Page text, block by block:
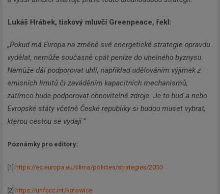
Lukáš Hrábek, tiskový mluvčí Greenpeace, řekl:
„Pokud má Evropa na změně své energetické strategie opravdu
vydělat, nemůže současně cpát peníze do uhelného byznysu.
Nemůže dál podporovat uhlí, například udělováním výjimek z
emisních limitů či zaváděním kapacitních mechanismů,
zatímco bude podporovat obnovitelné zdroje. Je to buď a nebo.
Evropské státy včetně České republiky si budou muset vybrat,
kterou cestou se vydají.“
Poznámky pro editory:
[1] https://ec.europa.eu/clima/policies/strategies/2050
[2] https://unfccc.int/katowice